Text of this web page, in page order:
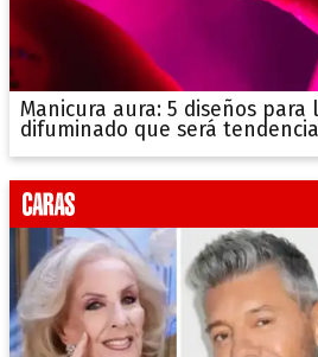
Manicura aura: 5 diseños
difuminado que será